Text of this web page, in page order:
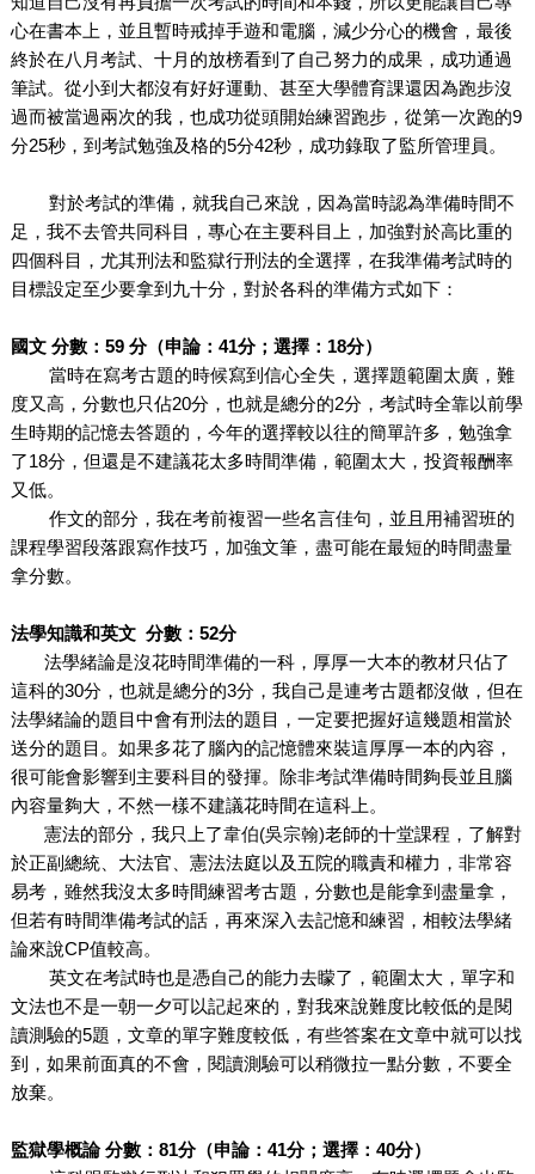
心在書本上，並且暫時戒掉手遊和電腦，減少分心的機會，最後
終於在八月考試、十月的放榜看到了自己努力的成果，成功通過
筆試。從小到大都沒有好好運動、甚至大學體育課還因為跑步沒
過而被當過兩次的我，也成功從頭開始練習跑步，從第一次跑的9
分25秒，到考試勉強及格的5分42秒，成功錄取了監所管理員。
對於考試的準備，就我自己來說，因為當時認為準備時間不
足，我不去管共同科目，專心在主要科目上，加強對於高比重的
四個科目，尤其刑法和監獄行刑法的全選擇，在我準備考試時的
目標設定至少要拿到九十分，對於各科的準備方式如下：
國文 分數：59 分（申論：41分；選擇：18分）
當時在寫考古題的時候寫到信心全失，選擇題範圍太廣，難
度又高，分數也只佔20分，也就是總分的2分，考試時全靠以前學
生時期的記憶去答題的，今年的選擇較以往的簡單許多，勉強拿
了18分，但還是不建議花太多時間準備，範圍太大，投資報酬率
又低。
作文的部分，我在考前複習一些名言佳句，並且用補習班的
課程學習段落跟寫作技巧，加強文筆，盡可能在最短的時間盡量
拿分數。
法學知識和英文 分數：52分
法學緒論是沒花時間準備的一科，厚厚一大本的教材只佔了
這科的30分，也就是總分的3分，我自己是連考古題都沒做，但在
法學緒論的題目中會有刑法的題目，一定要把握好這幾題相當於
送分的題目。如果多花了腦內的記憶體來裝這厚厚一本的內容，
很可能會影響到主要科目的發揮。除非考試準備時間夠長並且腦
內容量夠大，不然一樣不建議花時間在這科上。
憲法的部分，我只上了韋伯(吳宗翰)老師的十堂課程，了解對
於正副總統、大法官、憲法法庭以及五院的職責和權力，非常容
易考，雖然我沒太多時間練習考古題，分數也是能拿到盡量拿，
但若有時間準備考試的話，再來深入去記憶和練習，相較法學緒
論來說CP值較高。
英文在考試時也是憑自己的能力去矇了，範圍太大，單字和
文法也不是一朝一夕可以記起來的，對我來說難度比較低的是閱
讀測驗的5題，文章的單字難度較低，有些答案在文章中就可以找
到，如果前面真的不會，閱讀測驗可以稍微拉一點分數，不要全
放棄。
監獄學概論 分數：81分（申論：41分；選擇：40分）